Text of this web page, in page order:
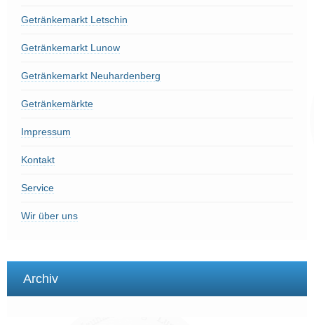
Getränkemarkt Letschin
Getränkemarkt Lunow
Getränkemarkt Neuhardenberg
Getränkemärkte
Impressum
Kontakt
Service
Wir über uns
Archiv